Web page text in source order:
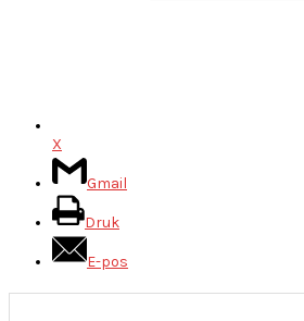
X
Gmail
Druk
E-pos